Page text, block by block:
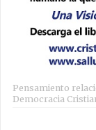
Pensamiento
Democracia